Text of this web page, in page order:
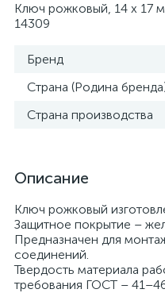
Ключ рожковый, 14 х 17
14309
Бренд
Страна (Родина
Страна производства
Описание
Ключ рожковый
Защитное покрытие –
Предназначен для
соединений.
Твердость материала
требования ГОСТ –